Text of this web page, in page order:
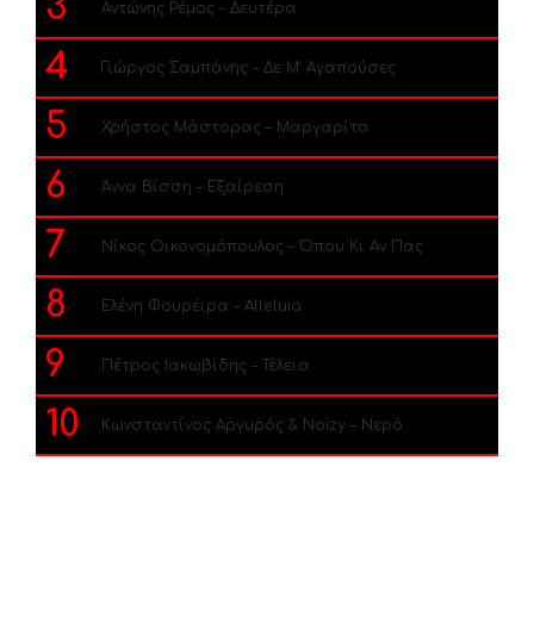
Αντώνης Ρέμος – Δευτέρα
4 Γιώργος Σαμπάνης – Δε Μ’ Αγαπούσες
5 Χρήστος Μάστορας – Μαργαρίτα
6 Άννα Βίσση – Εξαίρεση
7 Νίκος Οικονομόπουλος – Όπου Κι Αν Πας
8 Ελένη Φουρέιρα – Alleluia
9 Πέτρος Ιακωβίδης – Τέλεια
10 Κωνσταντίνος Αργυρός & Noizy – Νερό